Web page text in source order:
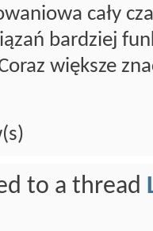
cały
bardziej
większe
to a thread